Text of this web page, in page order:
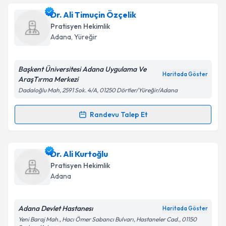
Takvim Talebini Gönder
Dr. Ahmet Tunaiçin randevu takvimi talebi oluşturun.
Size bu uzmandan randevu almanız için bir takvim
hazırlandığında e-posta ile bilgilendireceğiz.
Kişisel verilerimin işlenmesine ilişkinAydınlatma
'ni okudum ve kişisel verilerimin belirtilen
kapsamda işlenmesini kabul ediyorum.
Takvim Talebini Gönder
Dr. Ali Timuçin Özçelik
Pratisyen Hekimlik
Adana, Yüreğir
Başkent Üniversitesi Adana Uygulama Ve
AraşTırma Merkezi
Haritada Göster
Dadaloğlu Mah, 2591 Sok. 4/A, 01250 Dörtler/Yüreğir/Adana
Randevu Talep Et
Randevu Takvimi Talebi
Dr. Ali Timuçin Özçelik
oluşturun. Size bu uzmandan randevu almanız için bir
takvim hazırlandığında e-posta ile bilgilendireceğiz.
Dr. Ali Kurtoğlu
Pratisyen Hekimlik
Adana
Adana Devlet Hastanesı Haritada Göster
Yeni Baraj Mah., Hacı Ömer Sabancı Bulvarı, Hastaneler Cad., 01150